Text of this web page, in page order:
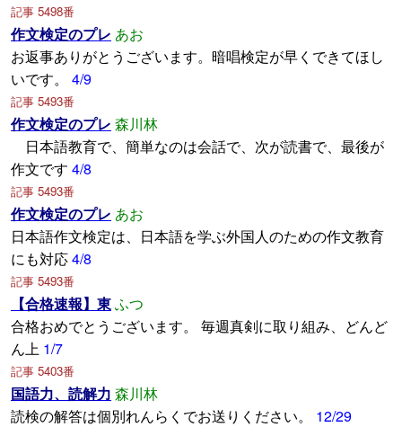
記事 5498番
作文検定のプレ あお
お返事ありがとうございます。暗唱検定が早くできてほし
いです。
4/9
記事 5493番
作文検定のプレ 森川林
日本語教育で、簡単なのは会話で、次が読書で、最後が
作文です 4/8
記事 5493番
作文検定のプレ あお
日本語作文検定は、日本語を学ぶ外国人のための作文教育
にも対応4/8
記事 5493番
【合格速報】東ふつ
合格おめでとうございます。 毎週真剣に取り組み、どんど
ん上 1/7
記事 5403番
国語力、読解力 森川林
読検の解答は個別れんらくでお送りください。
12/29